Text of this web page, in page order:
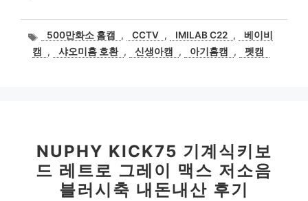
태
그
500만화소 홈캠 , CCTV , IMILAB C22 ,
베이비
캠
, 샤오미홈 호환 , 신생아캠 , 아기홈캠 , 펫캠
NUPHY KICK75 기계식키보
드 레트로 그레이 맥스 저소음
블러시축 내돈내산 후기